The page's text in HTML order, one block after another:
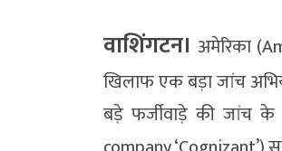
वाशिंगटन। अमेरिका
खिलाफ एक बड़ा जांच
बड़े फर्जीवाड़े की जांच के